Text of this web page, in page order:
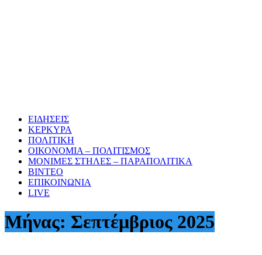
ΕΙΔΗΣΕΙΣ
ΚΕΡΚΥΡΑ
ΠΟΛΙΤΙΚΗ
ΟΙΚΟΝΟΜΙΑ – ΠΟΛΙΤΙΣΜΟΣ
ΜΟΝΙΜΕΣ ΣΤΗΛΕΣ – ΠΑΡΑΠΟΛΙΤΙΚΑ
ΒΙΝΤΕΟ
ΕΠΙΚΟΙΝΩΝΙΑ
LIVE
Μήνας: Σεπτέμβριος 2025